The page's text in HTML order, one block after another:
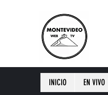
INICIO EN VIVO